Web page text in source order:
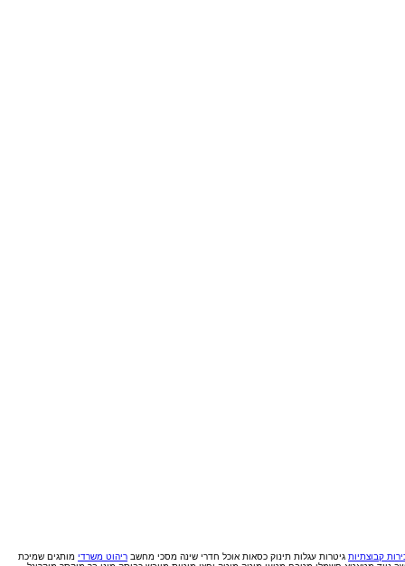
קבוצתיות גיטרות עגלות תינוק כסאות אוכל חדרי שינה מסכי מחשב ריהוט משרדי מותגים שמיכת